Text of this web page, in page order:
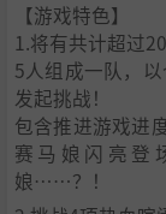
【游戏特色】
1.将有共计超过
5人组成一队，
发起挑战！
包含推进游戏进
赛马娘闪亮登
娘……？！